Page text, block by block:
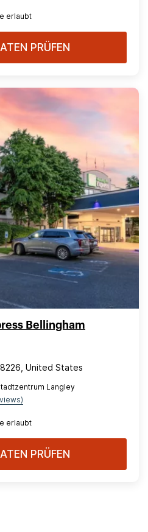
erlaubt
PRÜFEN
Bellingham
United States
Langley
erlaubt
PRÜFEN